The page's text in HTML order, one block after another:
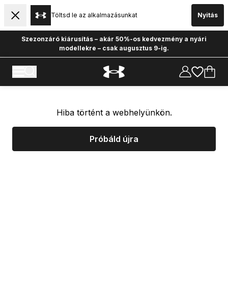
Töltsd le az alkalmazásunkat Nyitás
Szezonzáró kiárusítás – akár 50%-os kedvezmény a nyári
modellekre – csak augusztus 9-ig.
Hiba történt a webhelyünkön.
Próbáld újra